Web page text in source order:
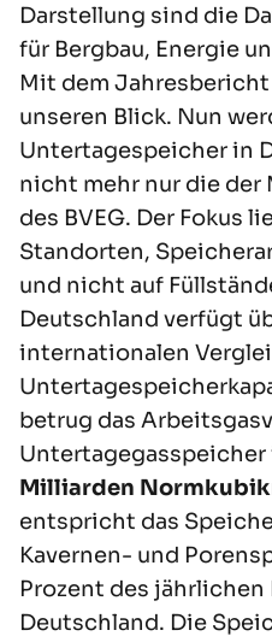
Darstellung sind die
für Bergbau, Energie
Mit dem
unseren Blick. Nun
Untertagespeicher in
nicht mehr nur die
des BVEG. Der Fokus
Standorten,
und nicht auf
Deutschland verfügt
internationalen
betrug das
Untertagegasspeicher
Milliarden
entspricht das
Kavernen- und
Prozent des jährlichen
Deutschland. Die